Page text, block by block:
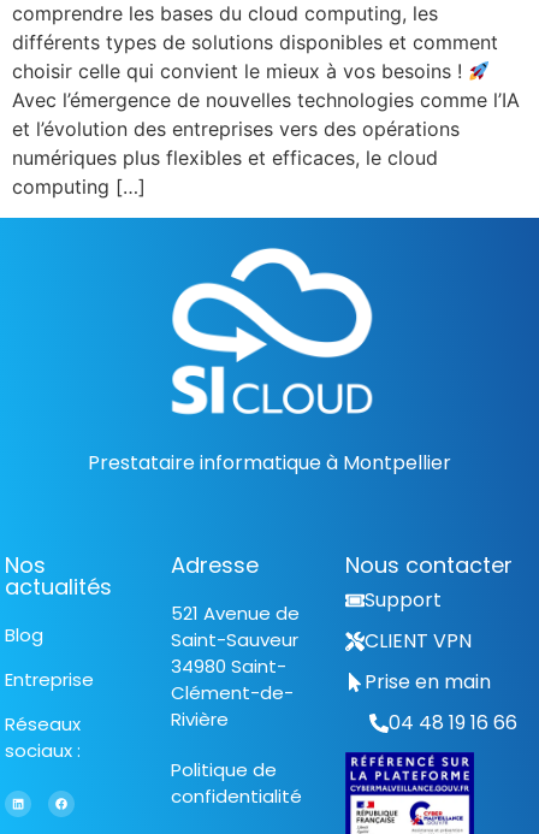
comprendre les bases du cloud computing, les
différents types de solutions disponibles et comment
choisir celle qui convient le mieux à vos besoins !
Avec l’émergence de nouvelles technologies comme l’IA
et l’évolution des entreprises vers des opérations
numériques plus flexibles et efficaces, le cloud
computing […]
Prestataire informatique à Montpellier
Nos
actualités
Blog
Entreprise
Réseaux
sociaux :
Adresse
521 Avenue de
Saint-Sauveur
34980 Saint-
Clément-de-
Rivière
Politique de
confidentialité
Nous contacter
Support
CLIENT VPN
Prise en main
04 48 19 16 66